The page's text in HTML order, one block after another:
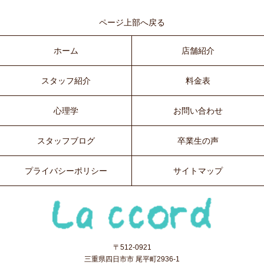
ページ上部へ戻る
ホーム 店舗紹介
スタッフ紹介 料金表
心理学 お問い合わせ
スタッフブログ 卒業生の声
プライバシーポリシー サイトマップ
〒512-0921
三重県四日市市 尾平町2936-1